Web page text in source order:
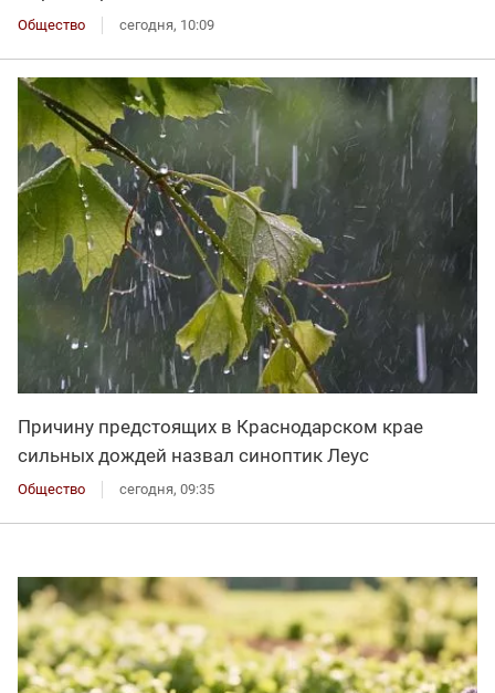
Общество сегодня, 10:09
Причину предстоящих в Краснодарском крае
сильных дождей назвал синоптик Леус
Общество сегодня, 09:35